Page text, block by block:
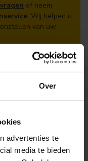
Over
advertenties te
media te bieden
of neem
. Wij helpen u
van uw
dan uw
toe in de
je kiest voor
in het